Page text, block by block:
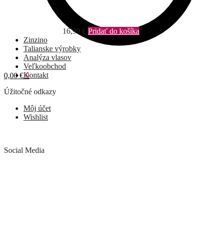
0,00€ 0
16,99 € Pridať do košíka
Zinzino
Talianske výrobky
Analýza vlasov
Veľkoobchod
Kontakt
Úžitočné odkazy
Môj účet
Wishlist
Social Media